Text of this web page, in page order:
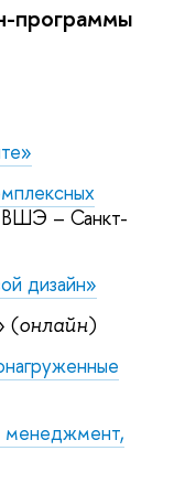
программы
– Санкт-
дизайн»
(онлайн)
менеджмент,